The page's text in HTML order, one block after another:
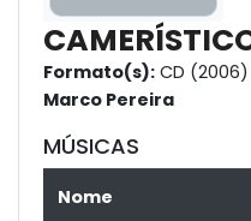
Formato(s): CD (2006)
Marco Pereira
MÚSICAS
Nome